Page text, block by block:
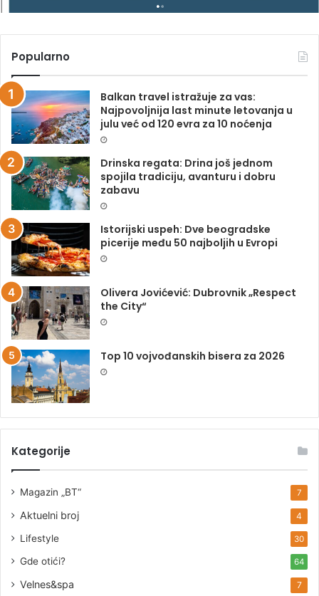
Popularno
Balkan travel istražuje za vas:
Najpovoljnija last minute letovanja u
julu već od 120 evra za 10 noćenja
Drinska regata: Drina još jednom
spojila tradiciju, avanturu i dobru
zabavu
Istorijski uspeh: Dve beogradske
picerije među 50 najboljih u Evropi
Olivera Jovićević: Dubrovnik „Respect
the City“
Top 10 vojvođanskih bisera za 2026
Kategorije
Magazin „BT“ 7
Aktuelni broj 4
Lifestyle 30
Gde otići? 64
Velnes&spa 7